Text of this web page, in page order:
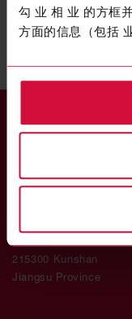
勾 业 相 业 的方框
方面的信息（包括
Coroplast Tape
215300 Kunshan
Jiangsu Province